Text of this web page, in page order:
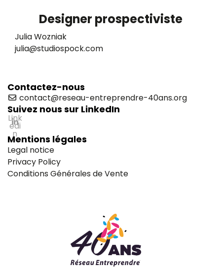
Designer prospectiviste
Julia Wozniak
julia@studiospock.com
Contactez-nous
contact@reseau-entreprendre-40ans.org
Suivez nous sur LinkedIn
Link
edi
n
Mentions légales
Legal notice
Privacy Policy
Conditions Générales de Vente